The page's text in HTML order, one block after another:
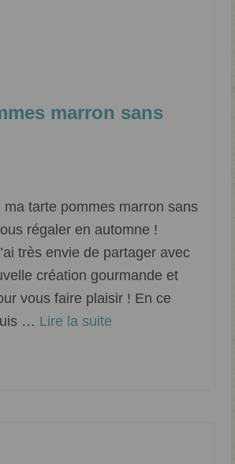
marron sans
ma tarte pommes marron sans
régaler en automne !
très envie de partager avec
création gourmande et
vous faire plaisir ! En ce
… Lire la suite­­